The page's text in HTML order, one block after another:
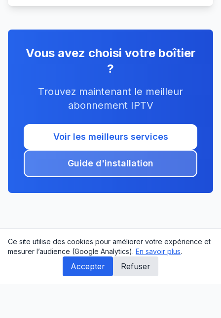
Vous avez choisi votre boîtier
?
Trouvez maintenant le meilleur
abonnement IPTV
Voir les meilleurs services
Guide d'installation
Ce site utilise des cookies pour améliorer votre expérience et
mesurer l’audience (Google Analytics). En savoir plus.
Accepter Refuser